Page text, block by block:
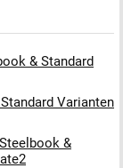
& Standard
Varianten
&